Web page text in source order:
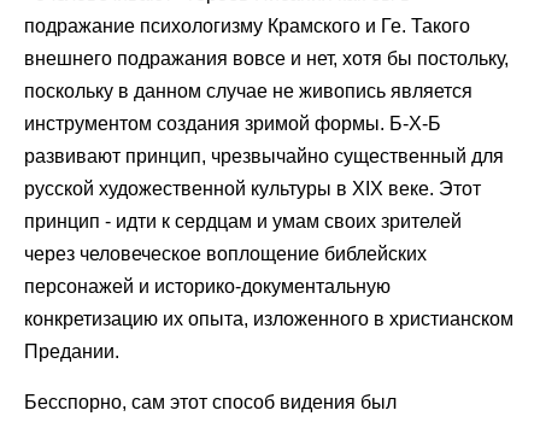
подражание психологизму Крамского и Ге. Такого
внешнего подражания вовсе и нет, хотя бы постольку,
поскольку в данном случае не живопись является
инструментом создания зримой формы. Б-Х-Б
развивают принцип, чрезвычайно существенный для
русской художественной культуры в XIX веке. Этот
принцип - идти к сердцам и умам своих зрителей
через человеческое воплощение библейских
персонажей и историко-документальную
конкретизацию их опыта, изложенного в христианском
Предании.
Бесспорно, сам этот способ видения был